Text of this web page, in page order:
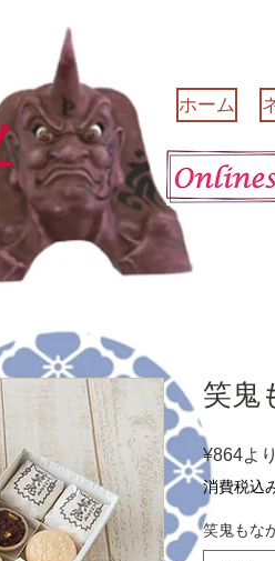
ホーム
笑鬼
¥864より
消費税込
笑鬼もな